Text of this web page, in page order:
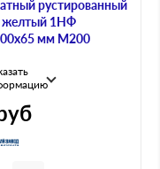
рустированный
желтый 1НФ
мм М200